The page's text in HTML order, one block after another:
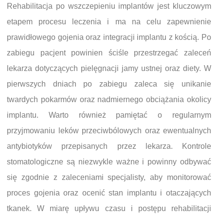
Rehabilitacja po wszczepieniu implantów jest kluczowym
etapem procesu leczenia i ma na celu zapewnienie
prawidłowego gojenia oraz integracji implantu z kością. Po
zabiegu pacjent powinien ściśle przestrzegać zaleceń
lekarza dotyczących pielęgnacji jamy ustnej oraz diety. W
pierwszych dniach po zabiegu zaleca się unikanie
twardych pokarmów oraz nadmiernego obciążania okolicy
implantu. Warto również pamiętać o regularnym
przyjmowaniu leków przeciwbólowych oraz ewentualnych
antybiotyków przepisanych przez lekarza. Kontrole
stomatologiczne są niezwykle ważne i powinny odbywać
się zgodnie z zaleceniami specjalisty, aby monitorować
proces gojenia oraz ocenić stan implantu i otaczających
tkanek. W miarę upływu czasu i postępu rehabilitacji